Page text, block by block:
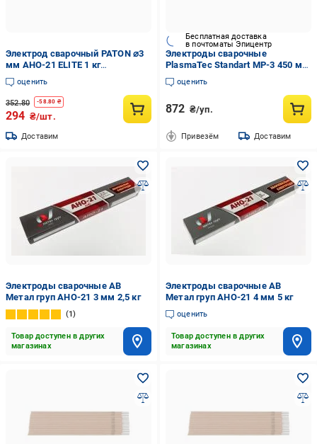
Электрод сварочный PATON ⌀3
мм АНО-21 ELITE 1 кг
(INRUL00ELAHO21031S)
оценить
352.80 -58.80 ₴
294 ₴/шт.
Доставим
Бесплатная доставка
в почтоматы Эпицентр
Электроды сварочные
PlasmaTec Standart МР-3 450 мм
4 мм 5 кг универсальный
электрод (20059)
оценить
872 ₴/уп.
Привезём Доставим
Электроды сварочные АВ
Метал груп АНО-21 3 мм 2,5 кг
1
Товар доступен в других
магазинах
Электроды сварочные АВ
Метал груп АНО-21 4 мм 5 кг
оценить
Товар доступен в других
магазинах